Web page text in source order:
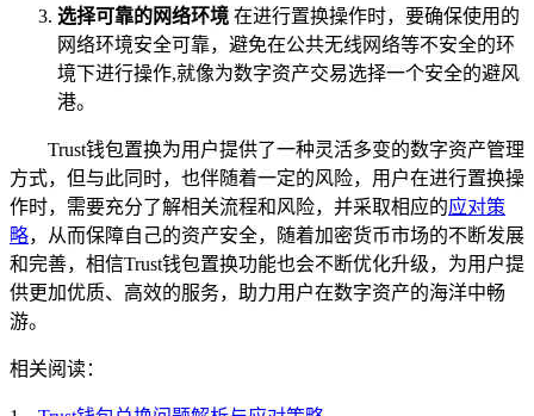
选择可靠的网络环境 在进行置换操作时，要确保使用的
网络环境安全可靠，避免在公共无线网络等不安全的环
境下进行操作,就像为数字资产交易选择一个安全的避风
港。
Trust钱包置换为用户提供了一种灵活多变的数字资产管理
方式，但与此同时，也伴随着一定的风险，用户在进行置换操
作时，需要充分了解相关流程和风险，并采取相应的应对策
略，从而保障自己的资产安全，随着加密货币市场的不断发展
和完善，相信Trust钱包置换功能也会不断优化升级，为用户提
供更加优质、高效的服务，助力用户在数字资产的海洋中畅
游。
相关阅读：